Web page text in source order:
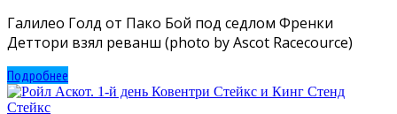
Галилео Голд от Пако Бой под седлом Френки
Деттори взял реванш (photo by Ascot Racecource)
Подробнее